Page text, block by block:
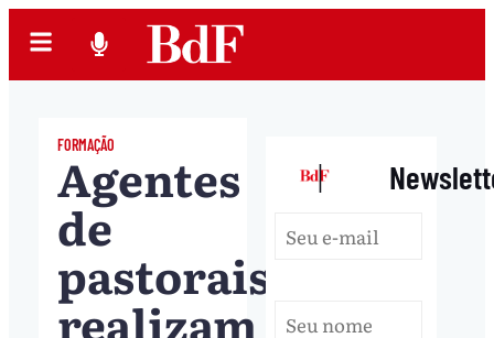
FORMAÇÃO
Agentes
de
pastorais
realizam
|